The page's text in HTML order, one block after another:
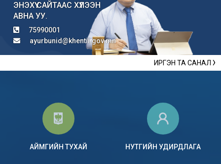
ЭНЭХҮҮ САЙТААС ХҮЛЭЭН
АВНА УУ.
75990001
ayurbunid@khentii.gov.mn
ИРГЭН ТА САНАЛ
АЙМГИЙН ТУХАЙ НУТГИЙН УДИРДЛАГА